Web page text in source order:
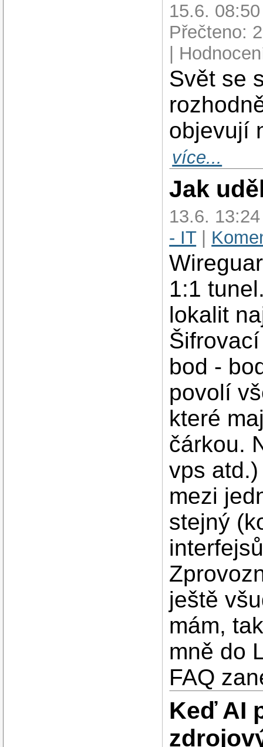
15.6.
Přečteno:
|
Svět se
objevují
více...
Jak
13.6.
- IT|
1:1
lokalit
bod -
povolí
které
čárkou.
vps
mezi
stejný
ještě
mám,
mně do
FAQ
Keď AI